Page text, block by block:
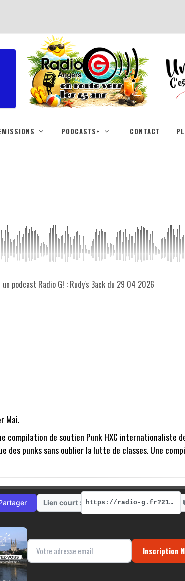
PODCASTS+ CONTACT
podcast Radio G! : Rudy's Back du 29 04 2026
Mai.
compilation de soutien Punk HXC internationaliste
des punks sans oublier la lutte de classes. Une
Lien court : https://radio-g.fr?21774
Inscription